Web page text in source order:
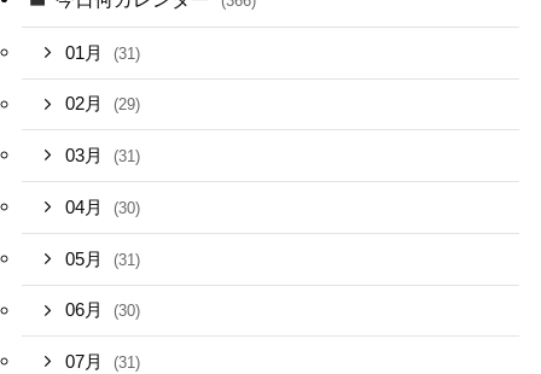
01月 (31)
02月 (29)
03月 (31)
04月 (30)
05月 (31)
06月 (30)
07月 (31)